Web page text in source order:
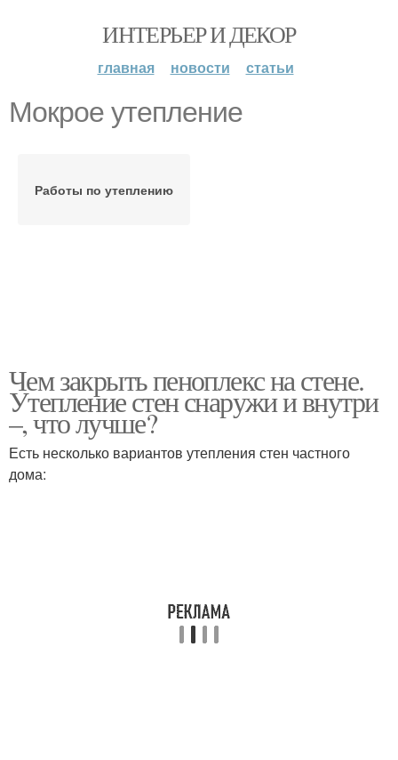
ИНТЕРЬЕР И ДЕКОР
главная новости статьи
Мокрое утепление
Работы по утеплению
Чем закрыть пеноплекс на стене.
Утепление стен снаружи и внутри
–, что лучше?
Есть несколько вариантов утепления стен частного
дома: